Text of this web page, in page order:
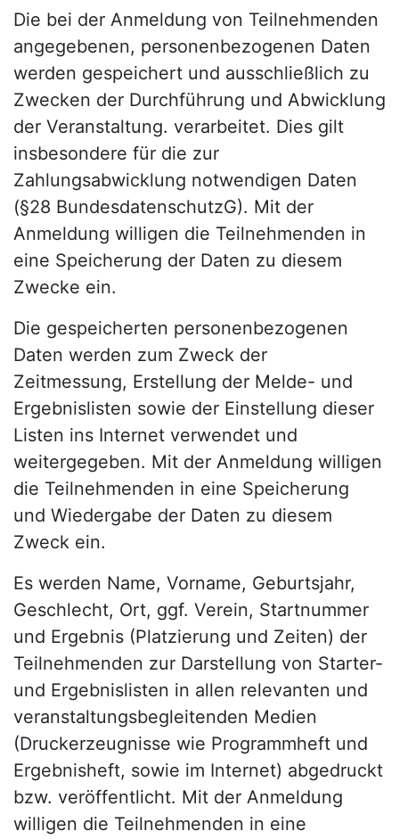
Die bei der Anmeldung von Teilnehmenden
angegebenen, personenbezogenen Daten
werden gespeichert und ausschließlich zu
Zwecken der Durchführung und Abwicklung
der Veranstaltung. verarbeitet. Dies gilt
insbesondere für die zur
Zahlungsabwicklung notwendigen Daten
(§28 BundesdatenschutzG). Mit der
Anmeldung willigen die Teilnehmenden in
eine Speicherung der Daten zu diesem
Zwecke ein.
Die gespeicherten personenbezogenen
Daten werden zum Zweck der
Zeitmessung, Erstellung der Melde- und
Ergebnislisten sowie der Einstellung dieser
Listen ins Internet verwendet und
weitergegeben. Mit der Anmeldung willigen
die Teilnehmenden in eine Speicherung
und Wiedergabe der Daten zu diesem
Zweck ein.
Es werden Name, Vorname, Geburtsjahr,
Geschlecht, Ort, ggf. Verein, Startnummer
und Ergebnis (Platzierung und Zeiten) der
Teilnehmenden zur Darstellung von Starter-
und Ergebnislisten in allen relevanten und
veranstaltungsbegleitenden Medien
(Druckerzeugnisse wie Programmheft und
Ergebnisheft, sowie im Internet) abgedruckt
bzw. veröffentlicht. Mit der Anmeldung
willigen die Teilnehmenden in eine